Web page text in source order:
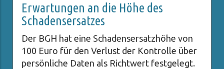
Erwartungen an die Höhe des
Schadensersatzes
Der BGH hat eine Schadensersatzhöhe von
100 Euro für den Verlust der Kontrolle über
persönliche Daten als Richtwert festgelegt.